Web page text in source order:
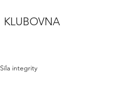
KLUBOVNA
Síla integrity